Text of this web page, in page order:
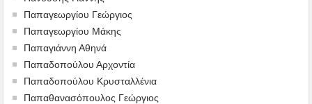
Παπαγεωργίου Γεώργιος
Παπαγεωργίου Μάκης
Παπαγιάννη Αθηνά
Παπαδοπούλου Αρχοντία
Παπαδοπούλου Κρυσταλλένια
Παπαθανασόπουλος Γεώργιος